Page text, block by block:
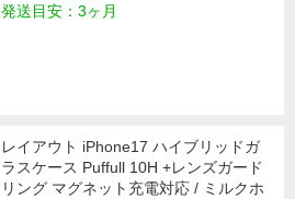
発送目安：3ヶ月
レイアウト iPhone17 ハイブリッドガ
ラスケース Puffull 10H +レンズガード
リング マグネット充電対応 / ミルクホ